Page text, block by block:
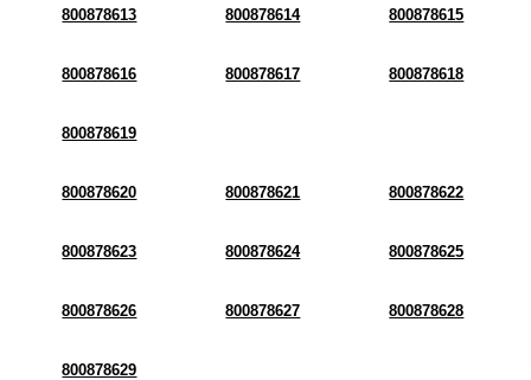
800878613 800878614 800878615
800878616 800878617 800878618
800878619
800878620 800878621 800878622
800878623 800878624 800878625
800878626 800878627 800878628
800878629